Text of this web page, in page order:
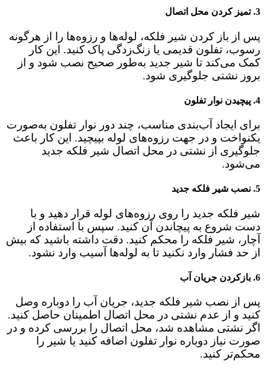
3. تمیز کردن محل اتصال
پس از باز کردن شیر فلکه، لوله‌ها و رزوه‌ها را از هرگونه
رسوب، تفلون قدیمی یا زنگ‌زدگی پاک کنید. این کار
کمک می‌کند تا شیر جدید به‌طور صحیح نصب شود و از
بروز نشتی جلوگیری شود.
4. پیچیدن نوار تفلون
برای ایجاد آب‌بندی مناسب، چند دور نوار تفلون به‌صورت
یکنواخت و در جهت رزوه‌های لوله بپیچید. این کار باعث
جلوگیری از نشتی در محل اتصال شیر فلکه جدید
می‌شود.
5. نصب شیر فلکه جدید
شیر فلکه جدید را روی رزوه‌های لوله قرار دهید و با
دست شروع به پیچاندن آن کنید. سپس با استفاده از
آچار، شیر فلکه را محکم کنید. دقت داشته باشید که بیش
از حد فشار وارد نکنید تا به لوله‌ها آسیب وارد نشود.
6. بازکردن جریان آب
پس از نصب شیر فلکه جدید، جریان آب را دوباره وصل
کنید و از عدم نشتی در محل اتصال اطمینان حاصل کنید.
اگر نشتی مشاهده شد، محل اتصال را بررسی کرده و در
صورت نیاز دوباره نوار تفلون اضافه کنید یا شیر را
محکم‌تر کنید.